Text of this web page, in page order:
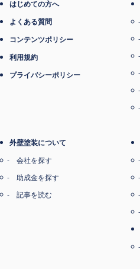
はじめての方へ
よくある質問
コンテンツポリシー
利用規約
プライバシーポリシー
外壁塗装について
会社を探す
助成金を探す
記事を読む